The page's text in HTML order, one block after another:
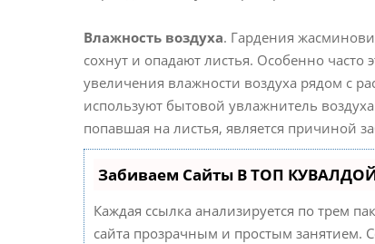
Влажность воздуха. Гардения
сохнут и опадают листья. Особенно часто
увеличения влажности воздуха рядом с
используют бытовой увлажнитель
попавшая на листья, является причиной
Забиваем Сайты В ТОП
Каждая ссылка анализируется по трем
сайта прозрачным и простым занятием.